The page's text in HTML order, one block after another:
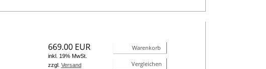
669.00 EUR
inkl. 19% MwSt.
zzgl. Versand
Warenkorb
Vergleichen